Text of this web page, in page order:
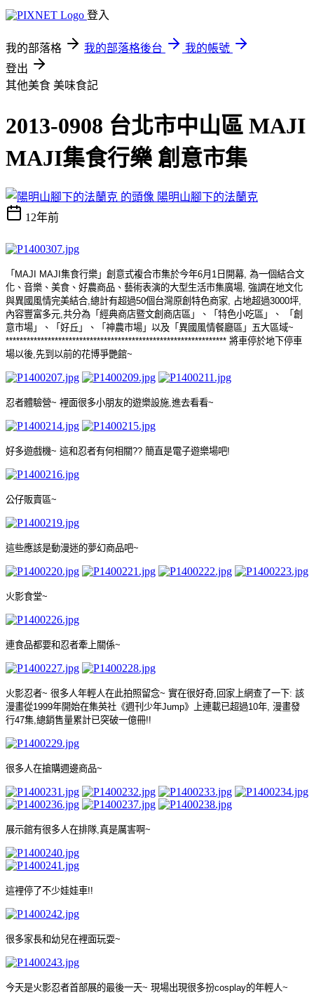
登入
我的部落格 我的部落格後台
我的帳號
登出
其他美食 美味食記
2013-0908 台北市中山區 MAJI
MAJI集食行樂 創意市集
陽明山腳下的法蘭克
12年前
「 MAJI MAJI 集食行樂」創意式複合市集於今年6月 1 日開幕 為一個結合文
化、音樂、美食、好農商品、藝術表演的大型生活市集廣場 強調在地文化
與異國風情完美結合 總計有超過50個台灣原創特色商家 占地超過3000坪
內容豐富多元 共分為「經典商店暨文創商店區」、「特色小吃區」、
「創
意市場」、「好丘」、「神農市場」以及「異國風情餐廳區」五大區域~
*************************************************************** 將車停於地下停車
場以後 先到以前的花博爭艷館~
忍者體驗營~ 裡面很多小朋友的遊樂設施 進去看看~
好多遊戲機~ 這和忍者有何相關?? 簡直是電子遊樂場吧!
公仔販賣區~
這些應該是動漫迷的夢幻商品吧~
火影食堂~
連食品都要和忍者牽上關係~
火影忍者~ 很多人年輕人在此拍照留念~ 實在很好奇 回家上網查了一下: 該
漫畫從1999年開始在集英社《週刊少年Jump》上連載已超過10年 漫畫發
行47集 總銷售量累計已突破一億冊!!
很多人在搶購週邊商品~
展示館有很多人在排隊 真是厲害啊~
這裡停了不少娃娃車!!
很多家長和幼兒在裡面玩耍~
今天是火影忍者首部展的最後一天~ 現場出現很多扮cosplay的年輕人~